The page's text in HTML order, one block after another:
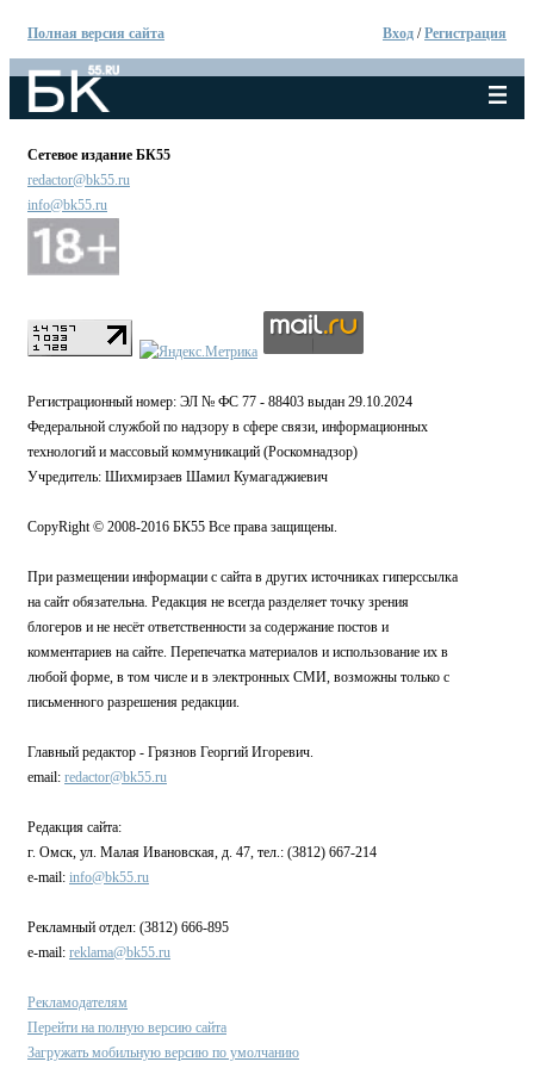
Полная версия сайта Вход /Регистрация
Сетевое издание БК55
redactor@bk55.ru
info@bk55.ru
Регистрационный номер: ЭЛ № ФС 77 - 88403 выдан 29.10.2024
Федеральной службой по надзору в сфере связи, информационных
технологий и массовый коммуникаций (Роскомнадзор)
Учредитель: Шихмирзаев Шамил Кумагаджиевич
CopyRight © 2008-2016 БК55 Все права защищены.
При размещении информации с сайта в других источниках гиперссылка
на сайт обязательна. Редакция не всегда разделяет точку зрения
блогеров и не несёт ответственности за содержание постов и
комментариев на сайте. Перепечатка материалов и использование их в
любой форме, в том числе и в электронных СМИ, возможны только с
письменного разрешения редакции.
Главный редактор - Грязнов Георгий Игоревич.
email: redactor@bk55.ru
Редакция сайта:
г. Омск, ул. Малая Ивановская, д. 47, тел.: (3812) 667-214
e-mail: info@bk55.ru
Рекламный отдел: (3812) 666-895
e-mail: reklama@bk55.ru
Рекламодателям
Перейти на полную версию сайта
Загружать мобильную версию по умолчанию